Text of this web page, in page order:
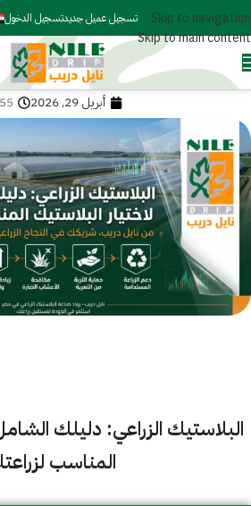
Skip to navigation
Skip to main content
تسجيل عميل جديدتسجيل الدخول
أبريل 29, 2026
البلاستيك الزراعي: دليلك
المناسب